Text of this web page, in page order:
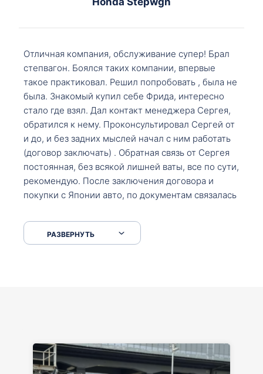
Отличная компания, обслуживание супер! Брал
степвагон. Боялся таких компании, впервые
такое практиковал. Решил попробовать , была не
была. Знакомый купил себе Фрида, интересно
стало где взял. Дал контакт менеджера Сергея,
обратился к нему. Проконсультировал Сергей от
и до, и без задних мыслей начал с ним работать
(договор заключать) . Обратная связь от Сергея
постоянная, без всякой лишней ваты, все по сути,
рекомендую. После заключения договора и
покупки с Японии авто, по документам связалась
что заполнить, куда зайти, образцы и т.д. После
приехал за авто. Меня тепло встретили Сергей с
РАЗВЕРНУТЬ